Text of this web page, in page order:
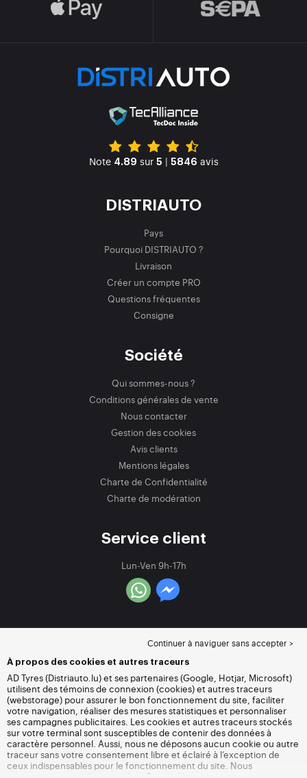
Note 4.89 sur 5 | 5846 avis
DISTRIAUTO
Pays
Pourquoi DISTRIAUTO ?
Livraison
Créer un compte PRO
Questions fréquentes
Consigne
Société
Qui sommes-nous ?
Conditions générales de vente
Nous contacter
Gestion des cookies
Avis clients
Mentions légales
Charte de Confidentialité
Charte de modération
Service client
Lun-Ven 9h-17h
Continuer à naviguer sans accepter >
À propos des cookies et autres traceurs
AD Tyres (Distriauto.lu) et ses partenaires (Google, Hotjar, Microsoft)
utilisent des témoins de connexion (cookies) et autres traceurs
(webstorage) pour assurer le bon fonctionnement du site, faciliter
votre navigation, réaliser des mesures statistiques et personnaliser
ses campagnes publicitaires. Les cookies et autres traceurs stockés
sur votre terminal sont susceptibles de contenir des données à
caractère personnel. Aussi, nous ne déposons aucun cookie ou autre
traceur sans votre consentement libre et éclairé à l’exception de
ceux indispensables pour le fonctionnement du site. Nous